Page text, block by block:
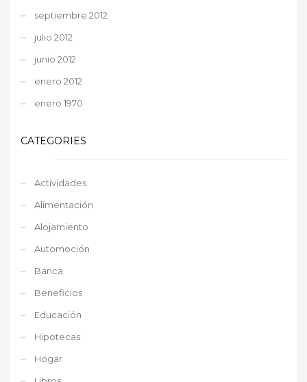
septiembre 2012
julio 2012
junio 2012
enero 2012
enero 1970
CATEGORIES
Actividades
Alimentación
Alojamiento
Automoción
Banca
Beneficios
Educación
Hipotecas
Hogar